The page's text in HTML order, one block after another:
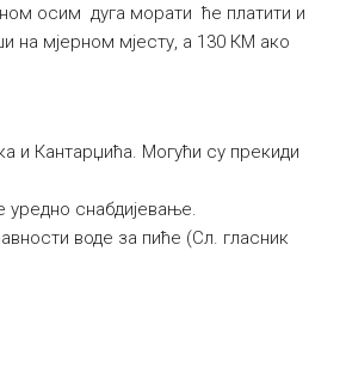
осим дуга морати ће платити и
на мјерном мјесту, а 130 КМ ако
и Кантарџића. Могући су прекиди
уредно снабдијевање.
воде за пиће (Сл. гласник